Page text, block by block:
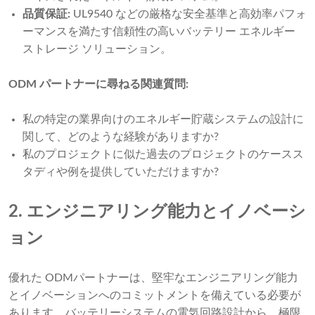
品質保証: UL9540 などの厳格な安全基準と高効率パフォ
ーマンスを満たす信頼性の高いバッテリー エネルギー
ストレージ ソリューション。
ODM パートナーに尋ねる関連質問:
私の特定の業界向けのエネルギー貯蔵システムの設計に
関して、どのような経験がありますか?
私のプロジェクトに似た過去のプロジェクトのケースス
タディや例を提供していただけますか?
2. エンジニアリング能力とイノベーシ
ョン
優れた ODMパートナーは、堅牢なエンジニアリング能力
とイノベーションへのコミットメントを備えている必要が